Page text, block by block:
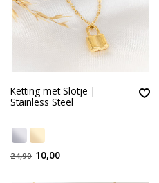
Ketting met Slotje |
Stainless Steel
24,90 10,00